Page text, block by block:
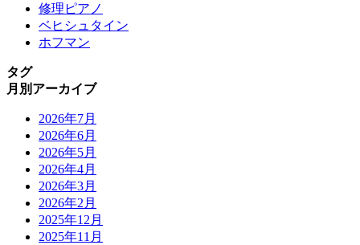
修理ピアノ
ベヒシュタイン
ホフマン
タグ
月別アーカイブ
2026年7月
2026年6月
2026年5月
2026年4月
2026年3月
2026年2月
2025年12月
2025年11月